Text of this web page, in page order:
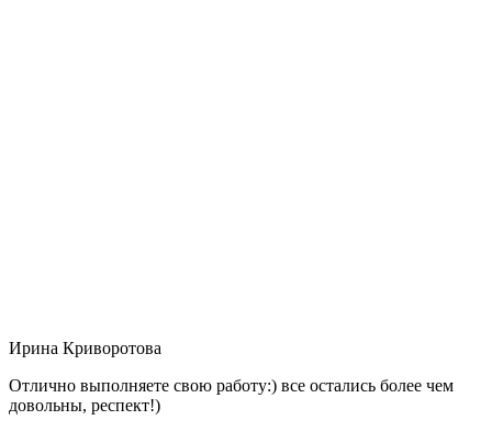
Ирина Криворотова
Отлично выполняете свою работу:) все остались более чем
довольны, респект!)